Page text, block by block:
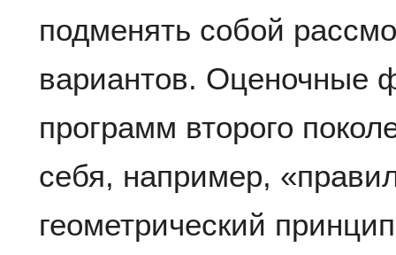
подменять собой
вариантов. Оценочные
программ второго
себя, например,
геометрический